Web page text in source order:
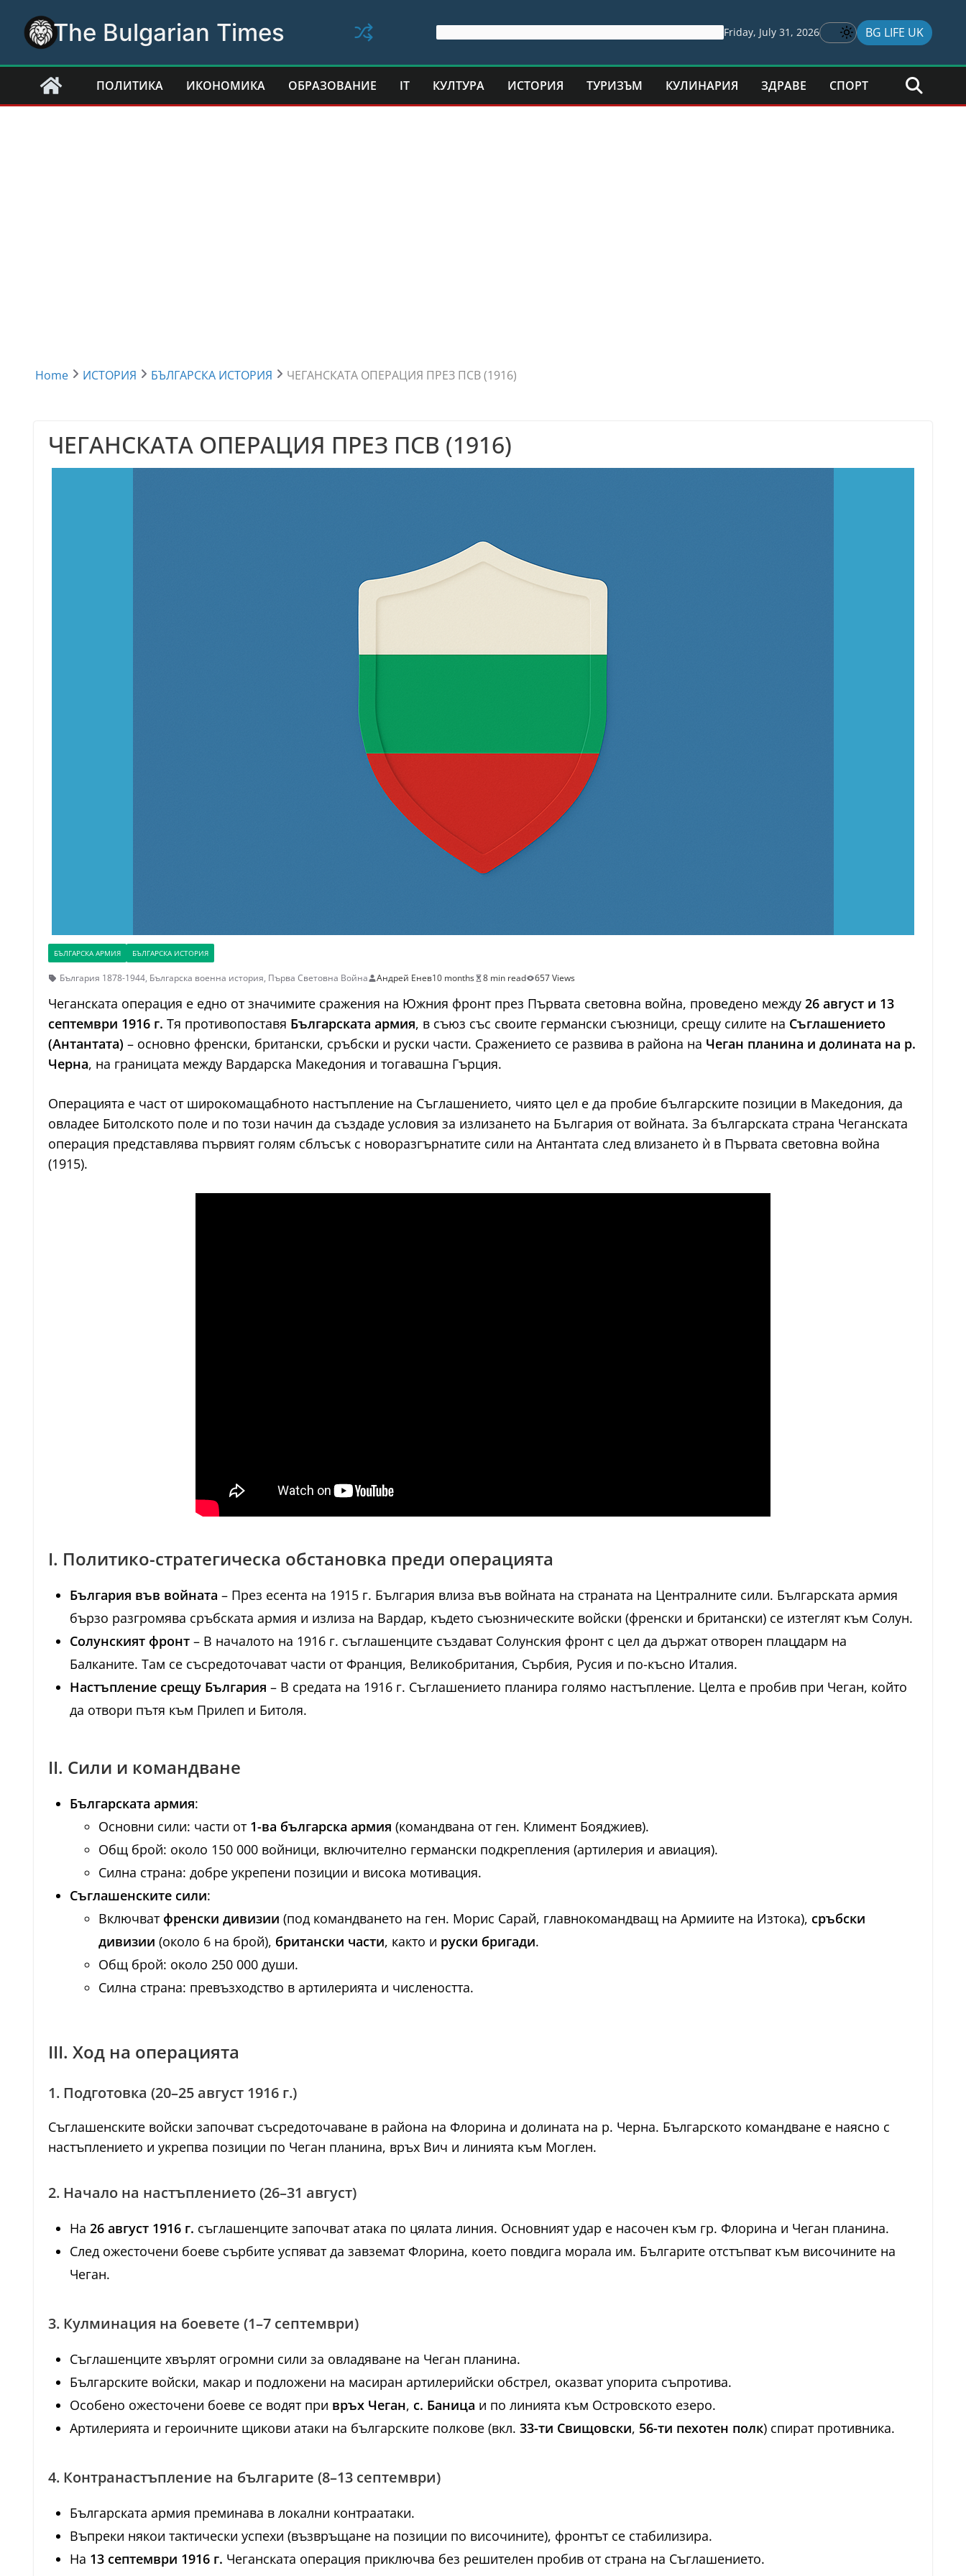
content
The Bulgarian Times Friday, July 31, 2026 BG LIFE UK
ПОЛИТИКА ИКОНОМИКА ОБРАЗОВАНИЕ IT КУЛТУРА ИСТОРИЯ ТУРИЗЪМ КУЛИНАРИЯ ЗДРАВЕ СПОРТ
Home ИСТОРИЯ БЪЛГАРСКА ИСТОРИЯ ЧЕГАНСКАТА ОПЕРАЦИЯ ПРЕЗ ПСВ (1916)
ЧЕГАНСКАТА ОПЕРАЦИЯ ПРЕЗ ПСВ (1916)
БЪЛГАРСКА АРМИЯ БЪЛГАРСКА ИСТОРИЯ
България 1878-1944, Българска военна история, Първа Световна Война Андрей Енев10 months 8 min read 657 Views
Чеганската операция е едно от значимите сражения на Южния фронт през Първата световна война, проведено между 26 август и 13
септември 1916 г. Тя противопоставя Българската армия, в съюз със своите германски съюзници, срещу силите на Съглашението
(Антантата) – основно френски, британски, сръбски и руски части. Сражението се развива в района на Чеган планина и долината на р.
Черна, на границата между Вардарска Македония и тогавашна Гърция.
Операцията е част от широкомащабното настъпление на Съглашението, чиято цел е да пробие българските позиции в Македония, да
овладее Битолското поле и по този начин да създаде условия за излизането на България от войната. За българската страна Чеганската
операция представлява първият голям сблъсък с новоразгърнатите сили на Антантата след влизането ѝ в Първата световна война
(1915).
I. Политико-стратегическа обстановка преди операцията
България във войната – През есента на 1915 г. България влиза във войната на страната на Централните сили. Българската армия
бързо разгромява сръбската армия и излиза на Вардар, където съюзническите войски (френски и британски) се изтеглят към Солун.
Солунският фронт – В началото на 1916 г. съглашенците създават Солунския фронт с цел да държат отворен плацдарм на
Балканите. Там се съсредоточават части от Франция, Великобритания, Сърбия, Русия и по-късно Италия.
Настъпление срещу България – В средата на 1916 г. Съглашението планира голямо настъпление. Целта е пробив при Чеган, който
да отвори пътя към Прилеп и Битоля.
II. Сили и командване
Българската армия:
Основни сили: части от 1-ва българска армия (командвана от ген. Климент Бояджиев).
Общ брой: около 150 000 войници, включително германски подкрепления (артилерия и авиация).
Силна страна: добре укрепени позиции и висока мотивация.
Съглашенските сили:
Включват френски дивизии (под командването на ген. Морис Сарай, главнокомандващ на Армиите на Изтока), сръбски
дивизии (около 6 на брой), британски части, както и руски бригади.
Общ брой: около 250 000 души.
Силна страна: превъзходство в артилерията и числеността.
III. Ход на операцията
1. Подготовка (20–25 август 1916 г.)
Съглашенските войски започват съсредоточаване в района на Флорина и долината на р. Черна. Българското командване е наясно с
настъплението и укрепва позиции по Чеган планина, връх Вич и линията към Моглен.
2. Начало на настъплението (26–31 август)
На 26 август 1916 г. съглашенците започват атака по цялата линия. Основният удар е насочен към гр. Флорина и Чеган планина.
След ожесточени боеве сърбите успяват да завземат Флорина, което повдига морала им. Българите отстъпват към височините на
Чеган.
3. Кулминация на боевете (1–7 септември)
Съглашенците хвърлят огромни сили за овладяване на Чеган планина.
Българските войски, макар и подложени на масиран артилерийски обстрел, оказват упорита съпротива.
Особено ожесточени боеве се водят при връх Чеган, с. Баница и по линията към Островското езеро.
Артилерията и героичните щикови атаки на българските полкове (вкл. 33-ти Свищовски, 56-ти пехотен полк) спират противника.
4. Контранастъпление на българите (8–13 септември)
Българската армия преминава в локални контраатаки.
Въпреки някои тактически успехи (възвръщане на позиции по височините), фронтът се стабилизира.
На 13 септември 1916 г. Чеганската операция приключва без решителен пробив от страна на Съглашението.